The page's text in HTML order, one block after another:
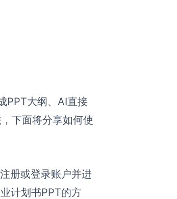
PPT大纲、AI直接
下面将分享如何使
注册或登录账户并进
计划书PPT的方